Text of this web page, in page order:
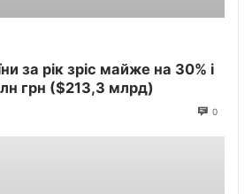
за рік зріс майже на 30% і
грн ($213,3 млрд)
0